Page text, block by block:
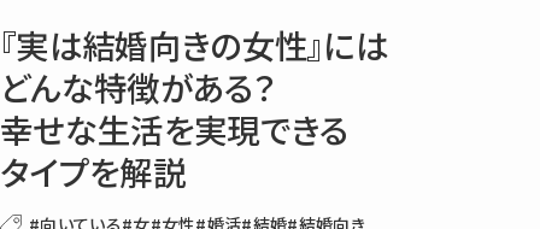
婚活の母ダイアリー
Q&A
『実は結婚向きの女性』には
どんな特徴がある？
幸せな生活を実現できる
タイプを解説
デートのコツ(13)
仮交際と真剣交際(6)
入会を検討している(11)